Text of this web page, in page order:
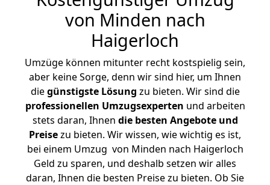
von Minden nach
Haigerloch
Umzüge können mitunter recht kostspielig sein,
aber keine Sorge, denn wir sind hier, um Ihnen
diegünstigste Lösung zu bieten. Wir sind die
professionellen Umzugsexperten und arbeiten
stets daran, Ihnen die besten Angebote und
Preisezu bieten. Wir wissen, wie wichtig es ist,
bei einem Umzug von Minden nach Haigerloch
Geld zu sparen, und deshalb setzen wir alles
daran, Ihnen die besten Preise zu bieten. Ob Sie